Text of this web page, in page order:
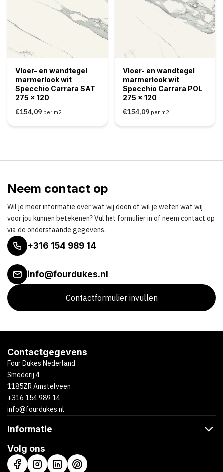
Vloer- en wandtegel
marmerlook wit
Specchio Carrara SAT
275 x 120
€154,09 per m2
Vloer- en wandtegel
marmerlook wit
Specchio Carrara POL
275 x 120
€154,09 per m2
Neem contact op
Wil je meer informatie over wat wij doen of wil je weten wat wij
voor jou kunnen betekenen? Vul het formulier in of neem contact op
via de onderstaande gegevens.
+316 154 989 14
info@fourdukes.nl
Contactformulier invullen
Informatie
Contactgegevens
Four Dukes Nederland
Smederij 4
1185ZR Amstelveen
+316 154 989 14
info@fourdukes.nl
Volg ons